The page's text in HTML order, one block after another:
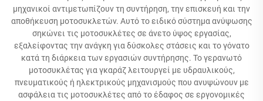
μηχανικοί αντιμετωπίζουν τη συντήρηση, την επισκευή και την
αποθήκευση μοτοσυκλετών. Αυτό το ειδικό σύστημα ανύψωσης
σηκώνει τις μοτοσυκλέτες σε άνετο ύψος εργασίας,
εξαλείφοντας την ανάγκη για δύσκολες στάσεις και το γόνατο
κατά τη διάρκεια των εργασιών συντήρησης. Το γερανωτό
μοτοσυκλέτας για γκαράζ λειτουργεί με υδραυλικούς,
πνευματικούς ή ηλεκτρικούς μηχανισμούς που ανυψώνουν με
ασφάλεια τις μοτοσυκλέτες από το έδαφος σε εργονομικές